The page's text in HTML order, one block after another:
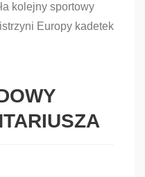
kolejny sportowy
Europy kadetek